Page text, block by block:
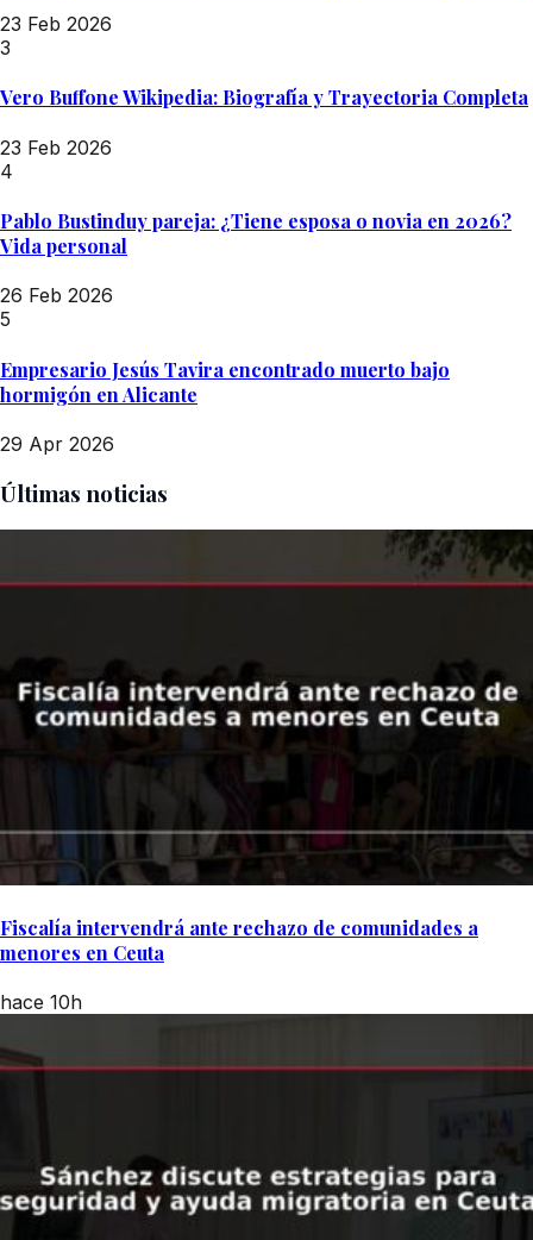
23 Feb 2026
3
Vero Buffone Wikipedia: Biografía y Trayectoria Completa
23 Feb 2026
4
Pablo Bustinduy pareja: ¿Tiene esposa o novia en 2026?
Vida personal
26 Feb 2026
5
Empresario Jesús Tavira encontrado muerto bajo
hormigón en Alicante
29 Apr 2026
Últimas noticias
Fiscalía intervendrá ante rechazo de comunidades a
menores en Ceuta
hace 10h